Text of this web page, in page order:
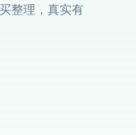
整理，真实有